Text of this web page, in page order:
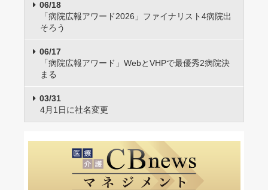
06/18
「病院広報アワード2026」ファイナリスト4病院出
そろう
06/17
「病院広報アワード」WebとVHPで最優秀2病院決
まる
03/31
4月1日に社名変更